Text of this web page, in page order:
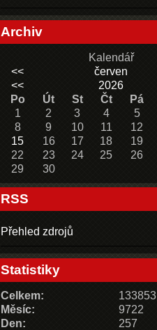
Archiv
Kalendář
<<
červen
<<
2026
Po
Út St Čt Pá
1
2 3 4 5
8
9 10 11 12
15
16 17 18 19
22
23 24 25 26
29
30
RSS
Přehled zdrojů
Statistiky
Celkem:
133853
Měsíc:
9722
Den:
257